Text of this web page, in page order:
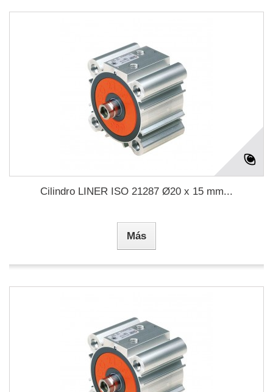
Cilindro LINER ISO 21287 Ø20 x 15 mm...
Más